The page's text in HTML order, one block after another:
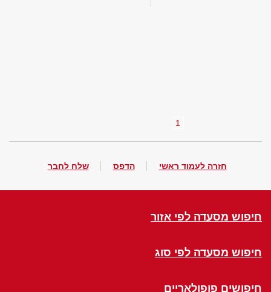
1
חזרה לעמוד ראשי הדפס שלח לחבר
חיפוש מסעדה לפי אזור
חיפוש מסעדה לפי סוג
חיפושים פופולאריים